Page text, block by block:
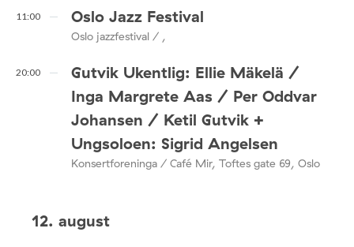
11:00 Oslo Jazz Festival
Oslo jazzfestival / ,
20:00
Gutvik Ukentlig: Ellie Mäkelä /
Inga Margrete Aas / Per Oddvar
Johansen / Ketil Gutvik +
Ungsoloen: Sigrid Angelsen
Konsertforeninga / Café Mir, Toftes gate 69, Oslo
12. august